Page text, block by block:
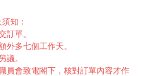
知：
訂單。
外多七個工作天。
議。
員會致電閣下，核對訂單內容才作